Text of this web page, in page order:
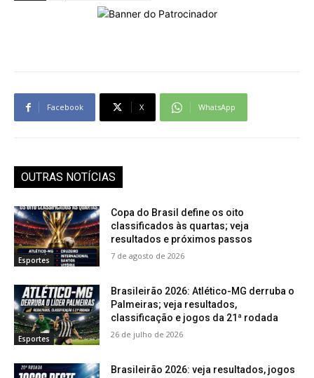
Facebook X WhatsApp
OUTRAS NOTÍCIAS
Esportes
Copa do Brasil define os oito
classificados às quartas; veja
resultados e próximos passos
7 de agosto de 2026
Esportes
Brasileirão 2026: Atlético-MG derruba o
Palmeiras; veja resultados,
classificação e jogos da 21ª rodada
26 de julho de 2026
Brasileirão 2026: veja resultados, jogos